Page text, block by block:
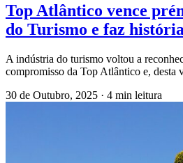
Top Atlântico vence
do Turismo e faz
A indústria do turismo voltou a
compromisso da Top Atlântico e,
30 de Outubro, 2025 · 4 min leitura